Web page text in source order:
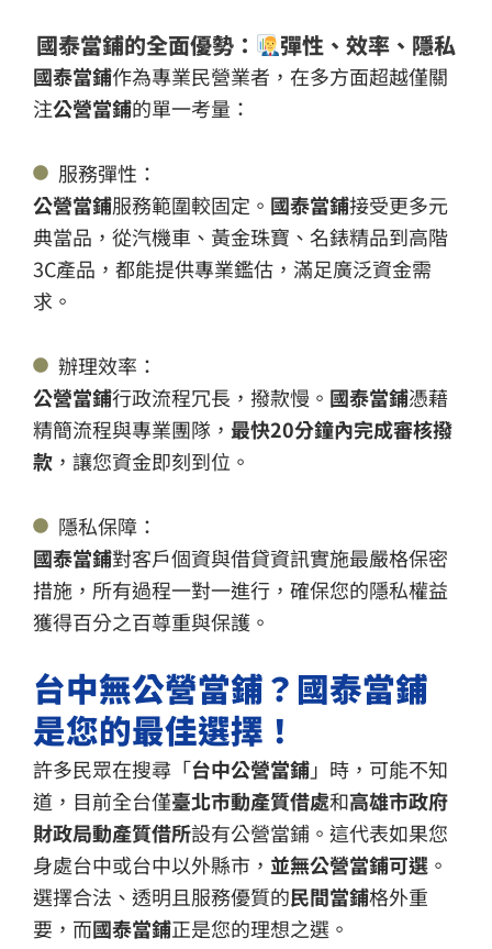
國泰當鋪的全面優勢： 彈性、效率、隱私
國泰當鋪作為專業民營業者，在多方面超越僅關
注公營當鋪的單一考量：
服務彈性：
公營當鋪服務範圍較固定。 國泰當鋪接受更多元
典當品，從汽機車、黃金珠寶、名錶精品到高階
3C產品，都能提供專業鑑估，滿足廣泛資金需
求。
辦理效率：
公營當鋪行政流程冗長，撥款慢。 國泰當鋪憑藉
精簡流程與專業團隊， 最快20分鐘內完成審核撥
款 ，讓您資金即刻到位。
隱私保障：
國泰當鋪對客戶個資與借貸資訊實施最嚴格保密
措施，所有過程一對一進行，確保您的隱私權益
獲得百分之百尊重與保護。
台中無公營當鋪？國泰當鋪
是您的最佳選擇！
許多民眾在搜尋「台中公營當鋪」時，可能不知
道，目前全台僅臺北市動產質借處和高雄市政府
財政局動產質借所設有公營當鋪。這代表如果您
身處台中或台中以外縣市， 並無公營當鋪可選 。
選擇合法、透明且服務優質的民間當鋪格外重
要，而國泰當鋪正是您的理想之選。